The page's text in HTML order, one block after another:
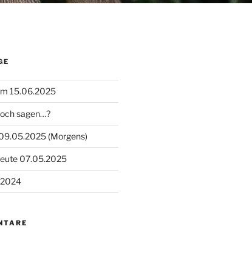
15.06.2025
sagen…?
(Morgens)
07.05.2025